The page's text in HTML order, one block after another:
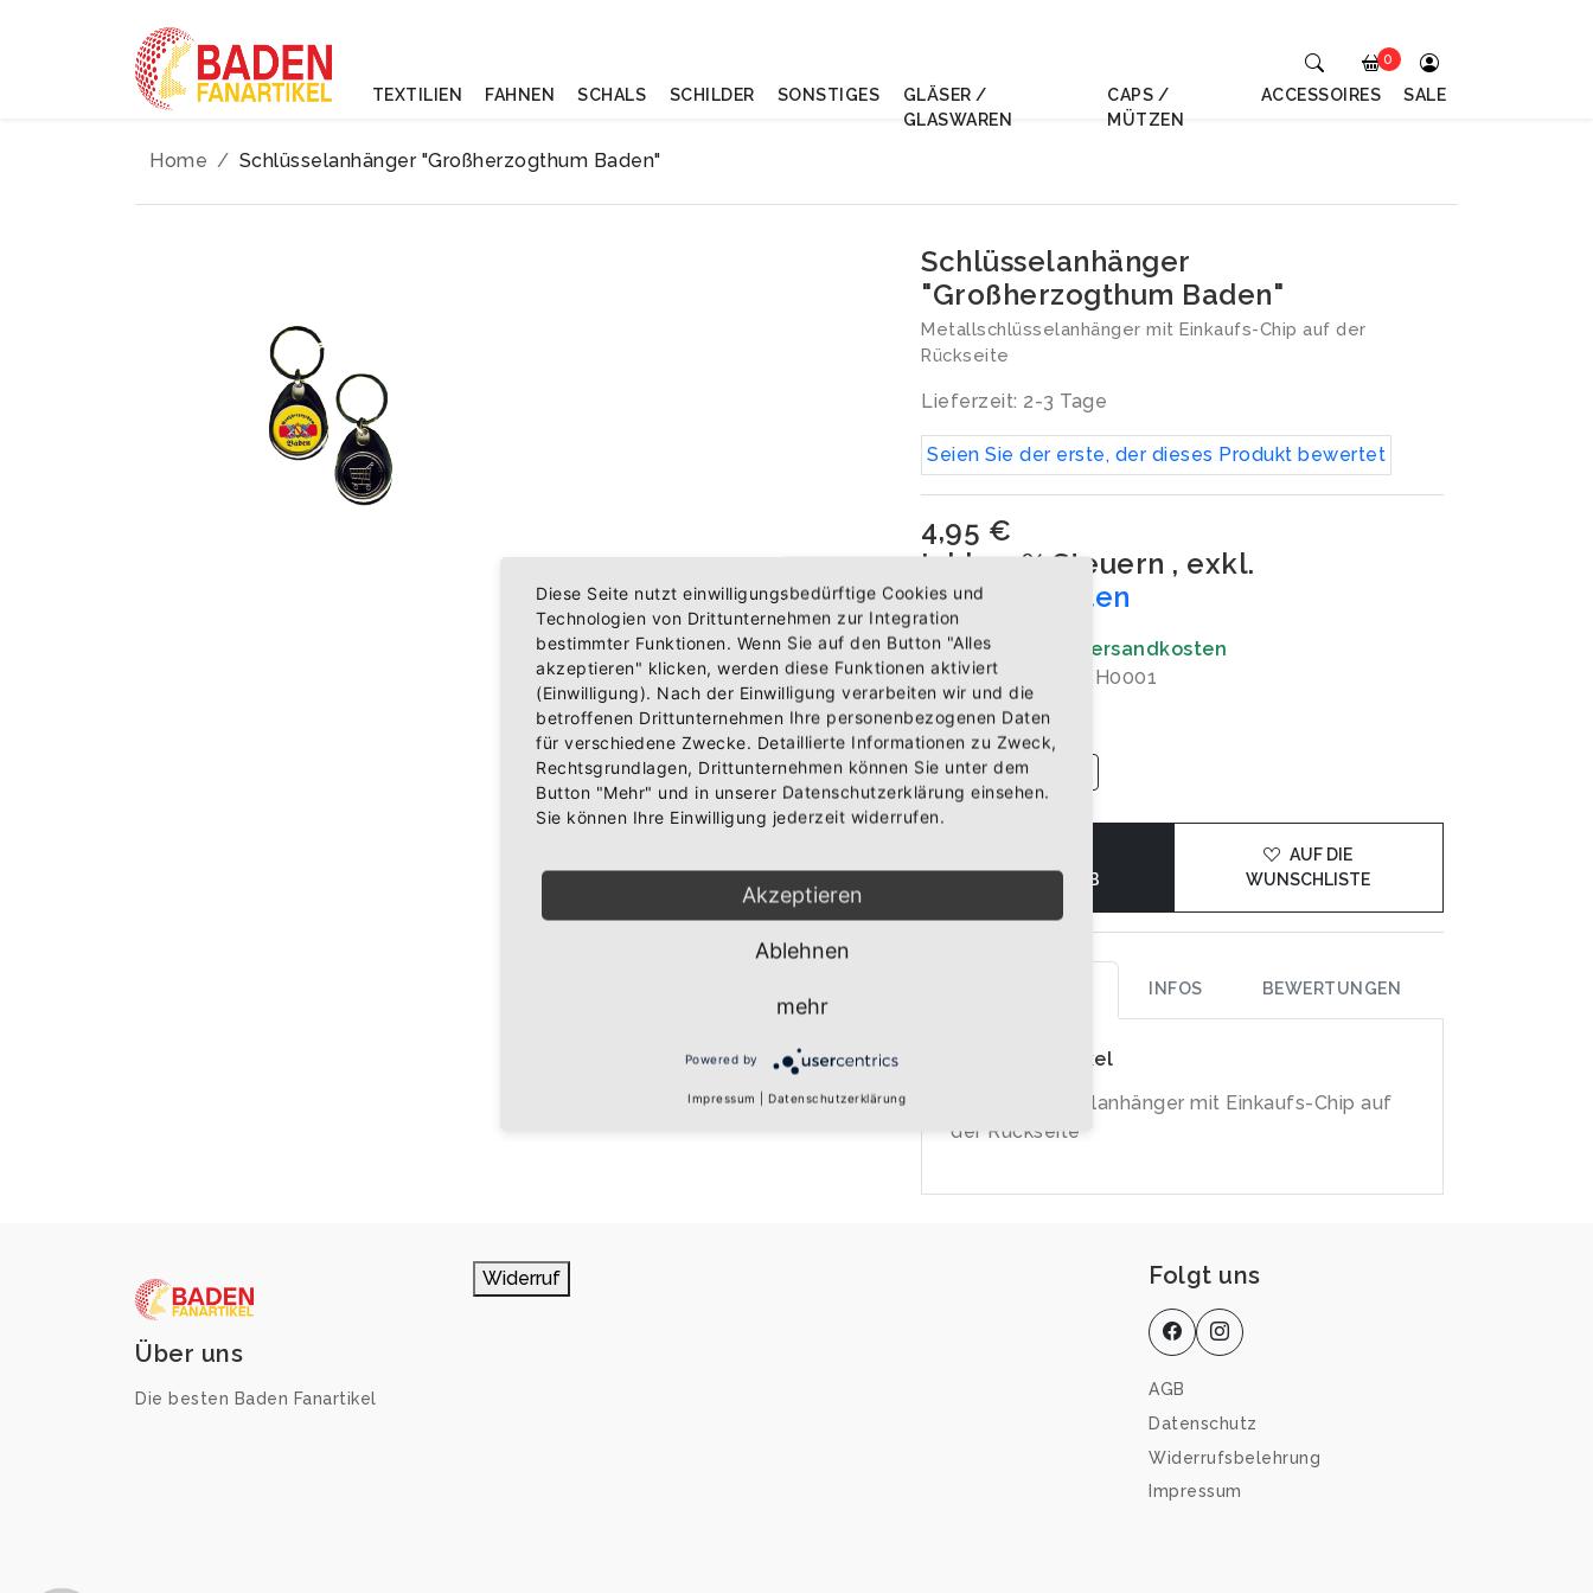
Home Schlüsselanhänger "Großherzogthum Baden"
Schlüsselanhänger
"Großherzogthum Baden"
Metallschlüsselanhänger mit Einkaufs-Chip auf der
Rückseite
Lieferzeit: 2-3 Tage
Seien Sie der erste, der dieses Produkt bewertet
4,95 €
Inkl. 19% Steuern , exkl.
Versandkosten
inkl. MwSt zzgl. Versandkosten
Artikelnummer: BSH0001
Menge
WARENKORB
AUF DIE
WUNSCHLISTE
INFOS BEWERTUNGEN
Über den Artikel
Metallschlüsselanhänger mit Einkaufs-Chip auf
der Rückseite
Über uns
Die besten Baden Fanartikel
Widerruf Folgt uns
AGB
Datenschutz
Widerrufsbelehrung
Impressum
0
TEXTILIEN FAHNEN SCHALS SCHILDER SONSTIGES
GLÄSER /
GLASWAREN
CAPS /
MÜTZEN
ACCESSOIRES SALE
Diese Seite nutzt einwilligungsbedürftige Cookies und
Technologien von Drittunternehmen zur Integration
bestimmter Funktionen. Wenn Sie auf den Button "Alles
akzeptieren" klicken, werden diese Funktionen aktiviert
(Einwilligung). Nach der Einwilligung verarbeiten wir und die
betroffenen Drittunternehmen Ihre personenbezogenen Daten
für verschiedene Zwecke. Detaillierte Informationen zu Zweck,
Rechtsgrundlagen, Drittunternehmen können Sie unter dem
Button "Mehr" und in unserer Datenschutzerklärung einsehen.
Sie können Ihre Einwilligung jederzeit widerrufen.
Akzeptieren
Ablehnen
mehr
Powered by
Impressum | Datenschutzerklärung